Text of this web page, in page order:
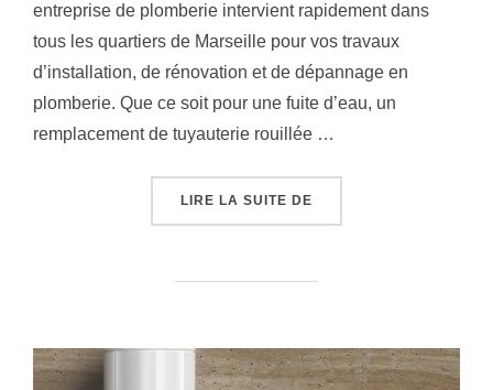
entreprise de plomberie intervient rapidement dans
tous les quartiers de Marseille pour vos travaux
d’installation, de rénovation et de dépannage en
plomberie. Que ce soit pour une fuite d’eau, un
remplacement de tuyauterie rouillée …
LIRE LA SUITE DE